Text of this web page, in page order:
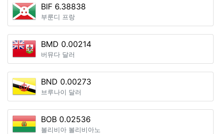
BIF 6.38838
부룬디 프랑
BMD 0.00214
버뮤다 달러
BND 0.00273
브루나이 달러
BOB 0.02536
볼리비아 볼리비아노